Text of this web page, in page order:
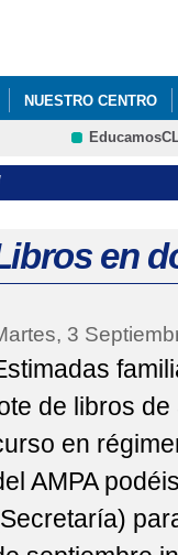
NUESTRO CENTRO
ATENCIÓN A LA
en
3
de libros
en
AMPA